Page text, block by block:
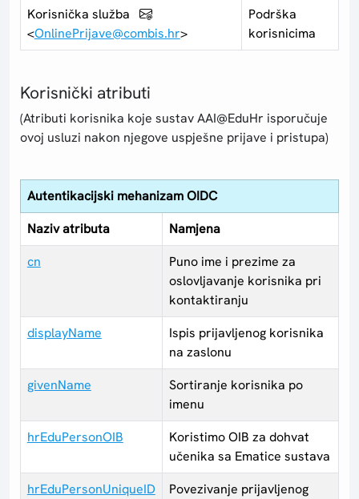
Korisnička služba
<OnlinePrijave@combis.hr>
Podrška
korisnicima
Korisnički atributi
(Atributi korisnika koje sustav AAI@EduHr isporučuje
ovoj usluzi nakon njegove uspješne prijave i pristupa)
Autentikacijski mehanizam OIDC
Naziv atributa
Namjena
cn
Puno ime i prezime za
oslovljavanje korisnika pri
kontaktiranju
displayName
Ispis prijavljenog korisnika
na zaslonu
givenName
Sortiranje korisnika po
imenu
hrEduPersonOIB
Koristimo OIB za dohvat
učenika sa Ematice sustava
hrEduPersonUniqueID
Povezivanje prijavljenog